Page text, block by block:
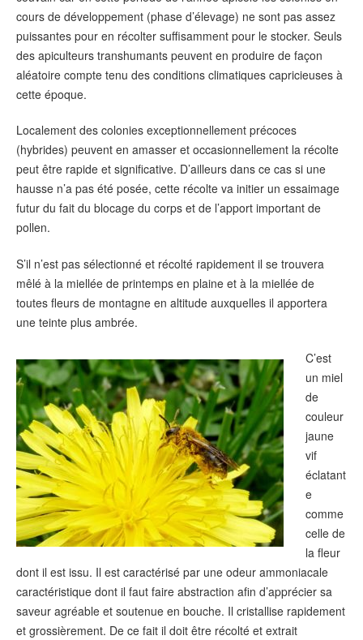
cours de développement (phase d’élevage) ne sont pas assez
puissantes pour en récolter suffisamment pour le stocker. Seuls
des apiculteurs transhumants peuvent en produire de façon
aléatoire compte tenu des conditions climatiques capricieuses à
cette époque.
Localement des colonies exceptionnellement précoces
(hybrides) peuvent en amasser et occasionnellement la récolte
peut être rapide et significative. D’ailleurs dans ce cas si une
hausse n’a pas été posée, cette récolte va initier un essaimage
futur du fait du blocage du corps et de l’apport important de
pollen.
S’il n’est pas sélectionné et récolté rapidement il se trouvera
mêlé à la miellée de printemps en plaine et à la miellée de
toutes fleurs de montagne en altitude auxquelles il apportera
une teinte plus ambrée.
C’est
un miel
de
couleur
jaune
vif
éclatant
e
comme
celle de
la fleur
dont il est issu. Il est caractérisé par une odeur ammoniacale
caractéristique dont il faut faire abstraction afin d’apprécier sa
saveur agréable et soutenue en bouche. Il cristallise rapidement
et grossièrement. De ce fait il doit être récolté et extrait